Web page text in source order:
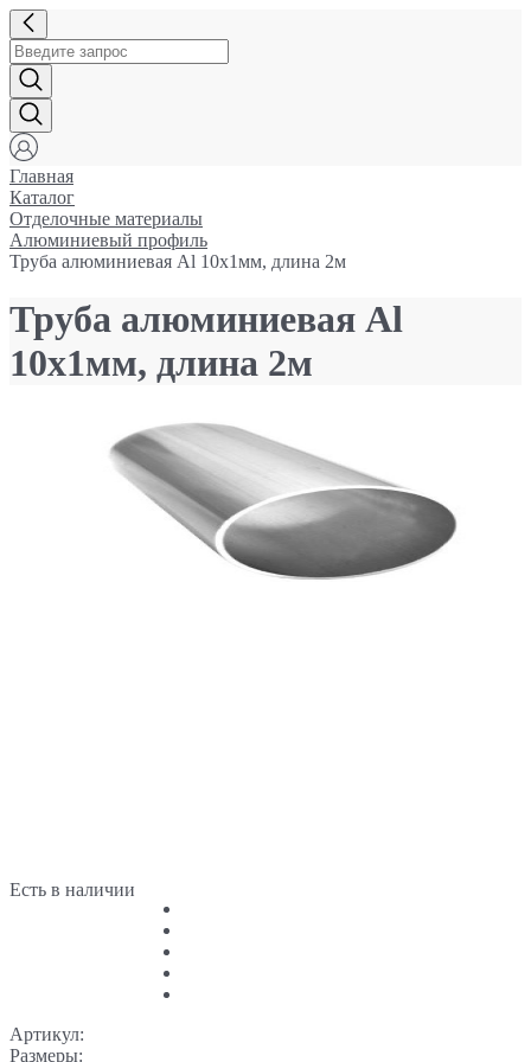
Главная
Каталог
Отделочные материалы
Алюминиевый профиль
Труба алюминиевая Al 10x1мм, длина 2м
Труба алюминиевая Al
10x1мм, длина 2м
Есть в наличии
Артикул:
Размеры: